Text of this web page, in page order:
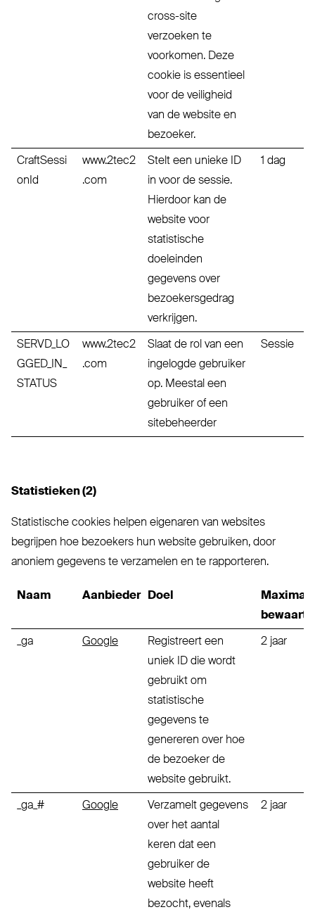
cross-site
verzoeken te
voorkomen. Deze
cookie is essentieel
voor de veiligheid
van de website en
bezoeker.
CraftSessi
onId
www.2tec2
.com
Stelt een unieke ID
in voor de sessie.
Hierdoor kan de
website voor
statistische
doeleinden
gegevens over
bezoekersgedrag
verkrijgen.
1 dag
SERVD_LO
GGED_IN_
STATUS
www.2tec2
.com
Slaat de rol van een
ingelogde gebruiker
op. Meestal een
gebruiker of een
sitebeheerder
Sessie
Statistieken (2)
Statistische cookies helpen eigenaren van websites
begrijpen hoe bezoekers hun website gebruiken, door
anoniem gegevens te verzamelen en te rapporteren.
Naam Aanbieder Doel
_ga Google
Registreert een
uniek ID die wordt
gebruikt om
statistische
gegevens te
genereren over hoe
de bezoeker de
website gebruikt.
2 jaar
_ga_# Google
Verzamelt gegevens
over het aantal
keren dat een
gebruiker de
website heeft
bezocht, evenals
2 jaar